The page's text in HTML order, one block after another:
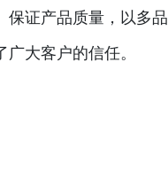
保证产品质量，以多品
大客户的信任。